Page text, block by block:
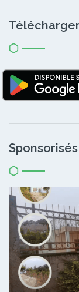
Sponsorisés